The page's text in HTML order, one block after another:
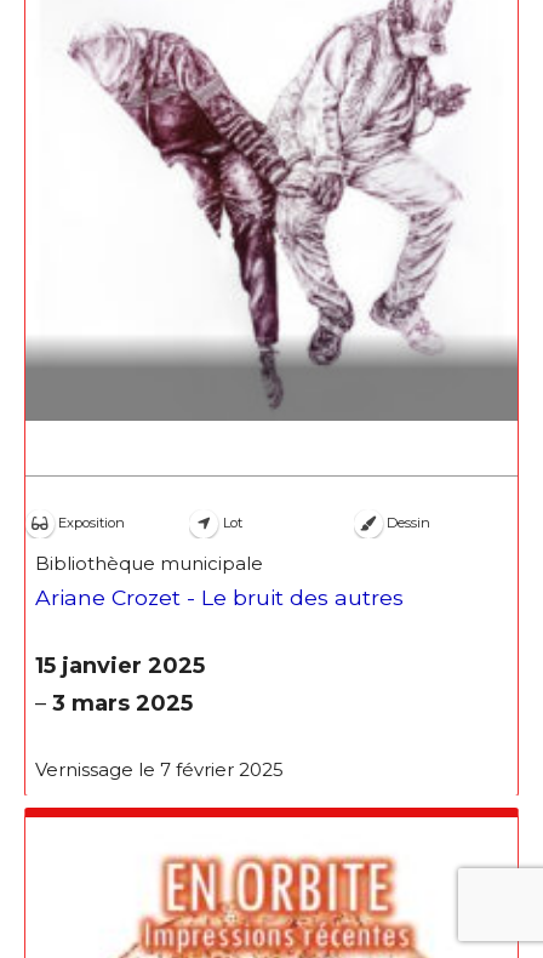
Exposition Lot Dessin
Bibliothèque municipale
Ariane Crozet - Le bruit des autres
15 janvier 2025
– 3 mars 2025
Vernissage le 7 février 2025